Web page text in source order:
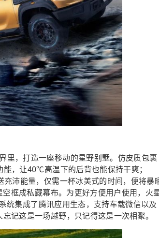
里，打造一座移动的星野别墅。仿皮质包裹
，让40℃高温下的后背也能保持干爽；
沛能量，仅需一杯冰美式的时间，便将暴
框成私藏幕布。为更好方便用户使用，火
统集成了腾讯应用生态，支持车载微信以及
记这是一场越野，只记得这是一次相聚。